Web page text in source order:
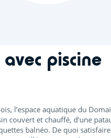
piscine
l’espace aquatique du
couvert et chauffé, d’une
balnéo. De quoi